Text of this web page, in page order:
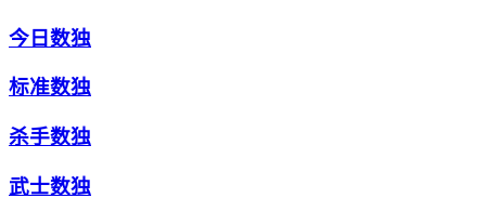
今日数独
标准数独
杀手数独
武士数独